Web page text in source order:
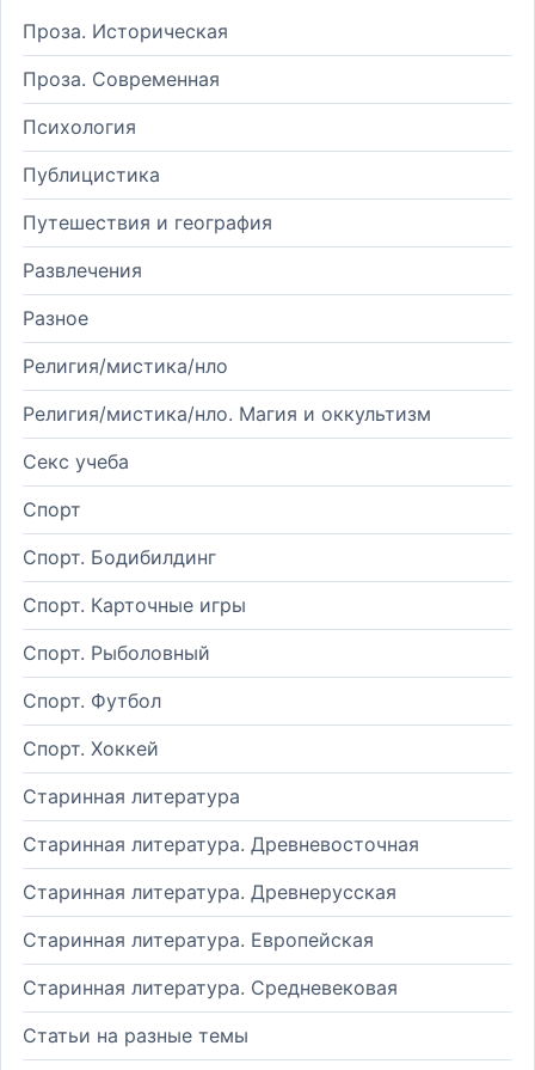
Проза. Историческая
Проза. Современная
Психология
Публицистика
Путешествия и география
Развлечения
Разное
Религия/мистика/нло
Религия/мистика/нло. Магия и оккультизм
Секс учеба
Спорт
Спорт. Бодибилдинг
Спорт. Карточные игры
Спорт. Рыболовный
Спорт. Футбол
Спорт. Хоккей
Старинная литература
Старинная литература. Древневосточная
Старинная литература. Древнерусская
Старинная литература. Европейская
Старинная литература. Средневековая
Статьи на разные темы